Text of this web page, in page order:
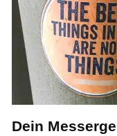
Dein